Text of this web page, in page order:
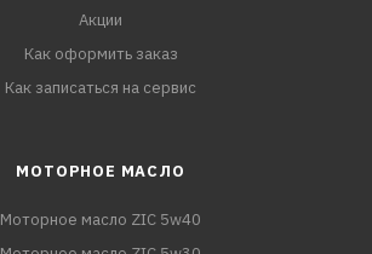
Акции
Как оформить заказ
Как записаться на сервис
МОТОРНОЕ МАСЛО
Моторное масло ZIC 5w40